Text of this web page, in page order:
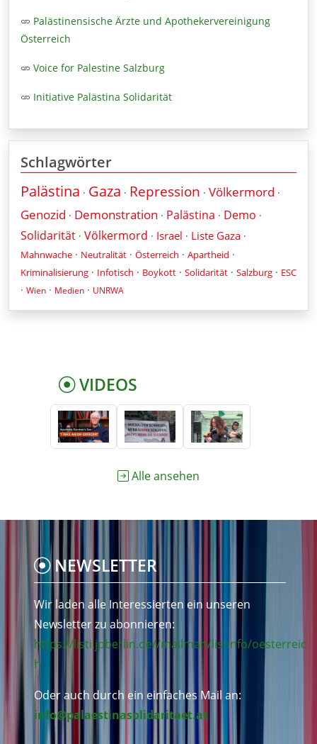
Palästinensische Ärzte und Apothekervereinigung
Österreich
Voice for Palestine Salzburg
Initiative Palästina Solidarität
Schlagwörter
Palästina · Gaza · Repression · Völkermord ·
Genozid · Demonstration · Palästina · Demo ·
Solidarität · Völkermord · Israel · Liste Gaza ·
Mahnwache · Neutralität · Österreich · Apartheid ·
Kriminalisierung · Infotisch · Boykott · Solidarität · Salzburg · ESC
· Wien · Medien · UNRWA
VIDEOS
Alle ansehen
NEWSLETTER
Wir laden alle Interessierten ein unseren
Newsletter zu abonnieren:
https://listi.jpberlin.de//mailman/listinfo/oesterreic
h
Oder auch durch ein einfaches Mail an:
info@palaestinasolidaritaet.at